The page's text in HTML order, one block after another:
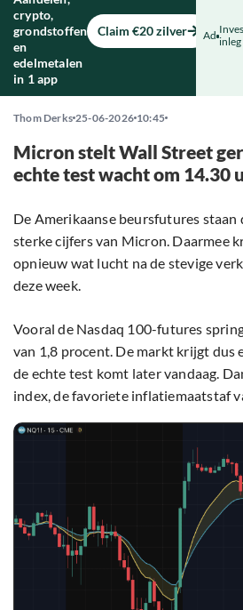
crypto,
grondstoffen
en
edelmetalen
in 1 app
Claim €20 zilver Ad
Thom Derks 25-06-2026 10:45
Micron stelt Wall Street
echte test wacht om 14.30
De Amerikaanse beursfutures staan
sterke cijfers van Micron. Daarmee
opnieuw wat lucht na de stevige
deze week.
Vooral de Nasdaq 100-futures
van 1,8 procent. De markt krijgt dus
de echte test komt later vandaag.
index, de favoriete inflatiemaatstaf